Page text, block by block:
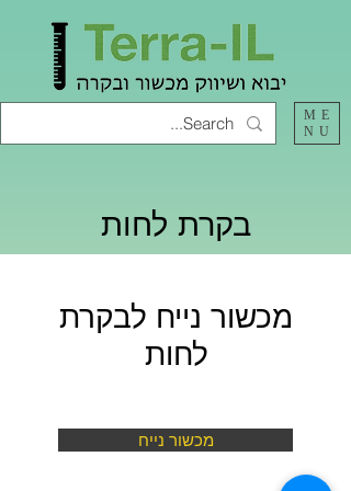
ME
NU
בקרת לחות
מכשור נייח לבקרת
לחות
מכשור נייח